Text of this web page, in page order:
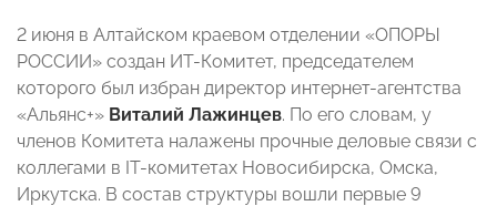
2 июня в Алтайском краевом отделении «ОПОРЫ
РОССИИ» создан ИТ-Комитет, председателем
которого был избран директор интернет-агентства
«Альянс+» Виталий Лажинцев. По его словам, у
членов Комитета налажены прочные деловые связи с
коллегами в IT-комитетах Новосибирска, Омска,
Иркутска. В состав структуры вошли первые 9